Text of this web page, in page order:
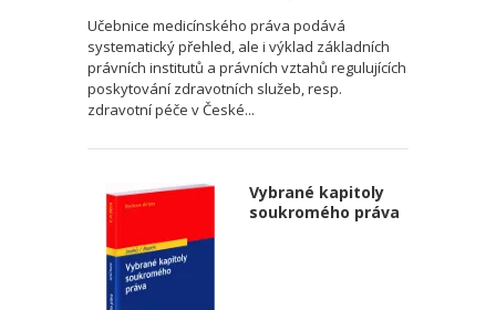
Učebnice medicínského práva podává
systematický přehled, ale i výklad základních
právních institutů a právních vztahů regulujících
poskytování zdravotních služeb, resp.
zdravotní péče v České...
Vybrané kapitoly
soukromého práva